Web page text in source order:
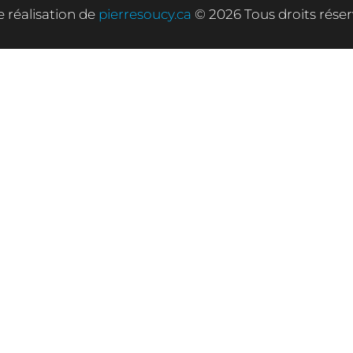
réalisation de pierresoucy.ca © 2026 Tous droits